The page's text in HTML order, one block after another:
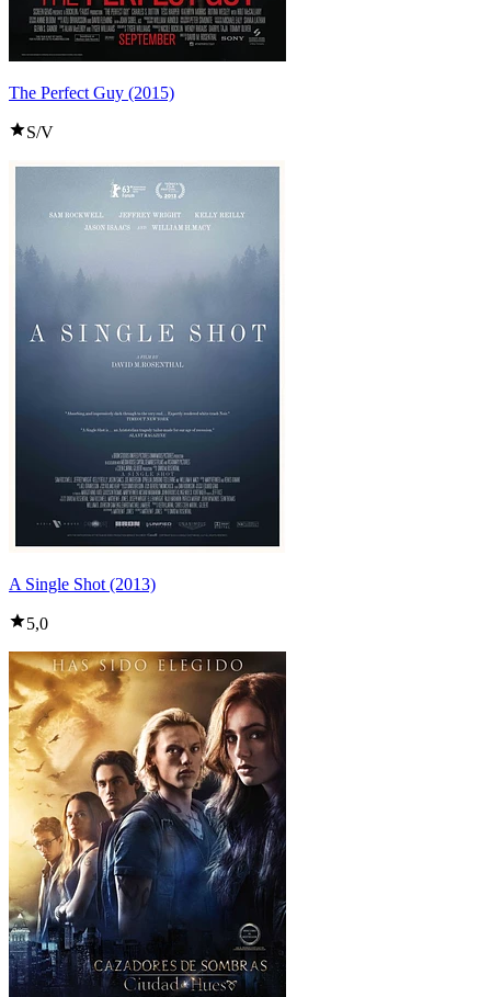
The Perfect Guy (2015)
S/V
A Single Shot (2013)
5,0